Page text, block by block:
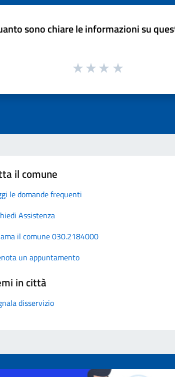
sono chiare le informazioni su
il comune
le domande frequenti
Assistenza
il comune 030.2184000
un appuntamento
in città
disservizio